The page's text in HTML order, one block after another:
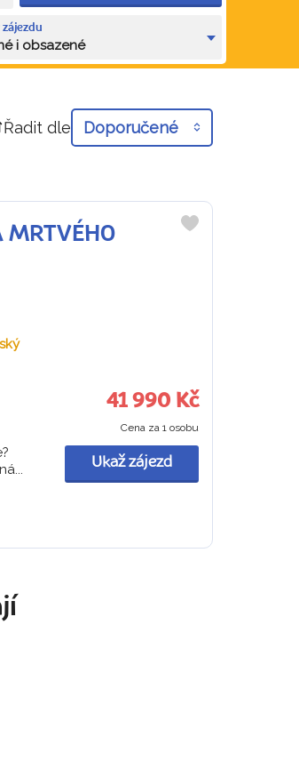
zájezdu
i obsazené
Řadit dle Doporučené
MRTVÉHO
41 990 Kč
Cena za 1 osobu
Ukaž zájezd